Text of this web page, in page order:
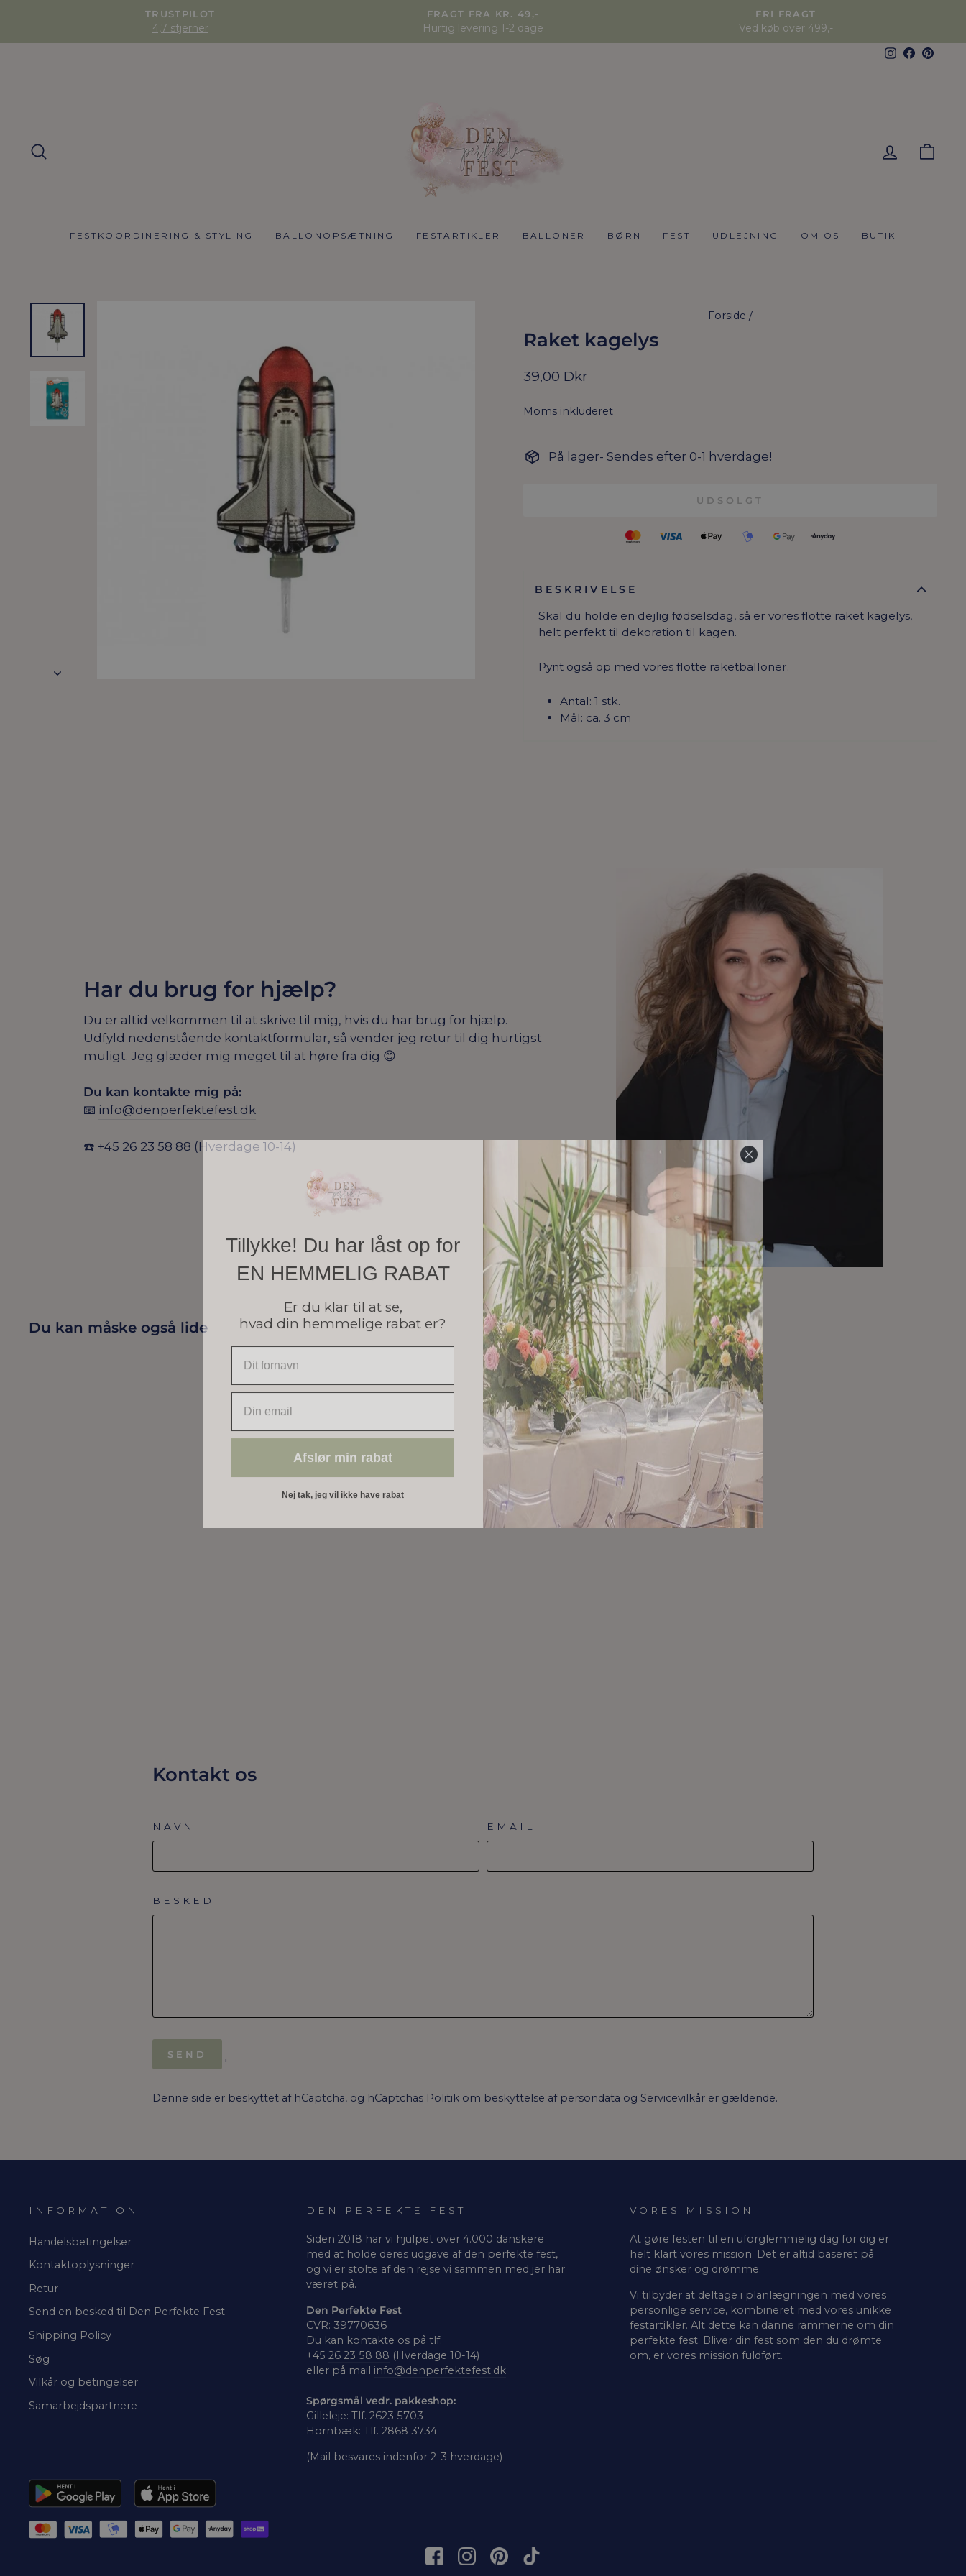
TRUSTPILOT
4,7 stjerner
FRAGT FRA KR. 49,-
Hurtig levering 1-2 dage
FRI FRAGT
Ved køb over 499,-
Instagram
FESTKOORDINERING & STYLING BALLONOPSÆTNING FESTARTIKLER BALLONER BØRN FEST UDLEJNING OM OS BUTIK
Forside /
Raket kagelys
Normal
39,00 Dkr
Moms inkluderet
På lager- Sendes efter 0-1 hverdage!
UDSOLGT
BESKRIVELSE
Skal du holde en dejlig fødselsdag, så er vores flotte raket kagelys,
helt perfekt til dekoration til kagen.
Pynt også op med vores flotte raketballoner.
Antal: 1 stk.
Mål: ca. 3 cm
Har du brug for hjælp?
Du er altid velkommen til at skrive til mig, hvis du har brug for hjælp.
Udfyld nedenstående kontaktformular, så vender jeg retur til dig hurtigst
muligt. Jeg glæder mig meget til at høre fra dig 😊
Du kan kontakte mig på:
📧 info@denperfektefest.dk
☎️ +45 26 23 58 88 (Hverdage 10-14)
Du kan måske også lide
Kontakt os
NAVN EMAIL
BESKED
SEND
'
Denne side er beskyttet af hCaptcha, og hCaptchas Politik om beskyttelse af persondata og Servicevilkår er gældende.
INFORMATION
Handelsbetingelser
Kontaktoplysninger
Retur
Send en besked til Den Perfekte Fest
Shipping Policy
Søg
Vilkår og betingelser
Samarbejdspartnere
DEN PERFEKTE FEST
Siden 2018 har vi hjulpet over 4.000 danskere
med at holde deres udgave af den perfekte fest,
og vi er stolte af den rejse vi sammen med jer har
været på.
Den Perfekte Fest
CVR: 39770636
Du kan kontakte os på tlf.
+45 26 23 58 88 (Hverdage 10-14)
eller på mail info@denperfektefest.dk
Spørgsmål vedr. pakkeshop:
Gilleleje: Tlf. 2623 5703
Hornbæk: Tlf. 2868 3734
(Mail besvares indenfor 2-3 hverdage)
VORES MISSION
At gøre festen til en uforglemmelig dag for dig er
helt klart vores mission. Det er altid baseret på
dine ønsker og drømme.
Vi tilbyder at deltage i planlægningen med vores
personlige service, kombineret med vores unikke
festartikler. Alt dette kan danne rammerne om din
perfekte fest. Bliver din fest som den du drømte
om, er vores mission fuldført.
Tillykke! Du har låst op for
EN HEMMELIG RABAT
hvad din hemmelige rabat er?
EMAIL